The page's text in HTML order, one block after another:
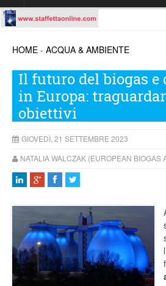
HOME - ACQUA & AMBIENTE
Il futuro del biogas e
in Europa:
obiettivi
GIOVEDÌ, 21 SETTEMBRE 2023
NATALIA WALCZAK (EUROPEAN BIOGAS